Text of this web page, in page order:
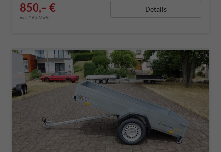
850,– €
incl. 19% MwSt.
Details